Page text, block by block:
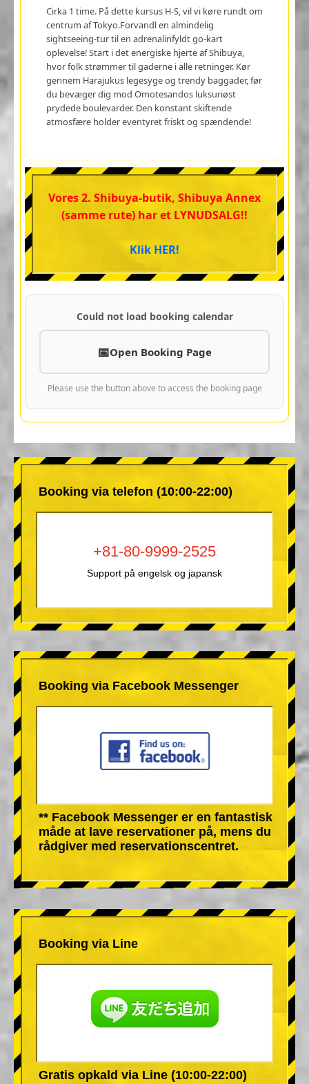
Cirka 1 time. På dette kursus H-S, vil vi køre rundt om
centrum af Tokyo.Forvandl en almindelig
sightseeing-tur til en adrenalinfyldt go-kart
oplevelse! Start i det energiske hjerte af Shibuya,
hvor folk strømmer til gaderne i alle retninger. Kør
gennem Harajukus legesyge og trendy baggader, før
du bevæger dig mod Omotesandos luksuriøst
prydede boulevarder. Den konstant skiftende
atmosfære holder eventyret friskt og spændende!
Vores 2. Shibuya-butik, Shibuya Annex
(samme rute) har et LYNUDSALG!!
Klik HER!
Could not load booking calendar
Open Booking Page
Please use the button above to access the booking page
Booking via telefon (10:00-22:00)
+81-80-9999-2525
Support på engelsk og japansk
Booking via Facebook Messenger
** Facebook Messenger er en fantastisk
måde at lave reservationer på, mens du
rådgiver med reservationscentret.
Booking via Line
Gratis opkald via Line (10:00-22:00)